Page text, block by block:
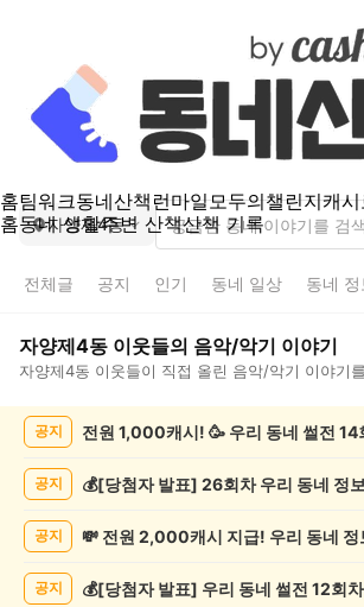
홈팀워크동네산책 런마일모두의챌린지캐
홈동네 생활주변 산책산책 기록
자양제4동
전체글 공지 인기 동네 일상 동네 정
자양제4동 이웃들의 음악/악기 이야기
자양제4동 이웃들이 직접 올린 음악/악기 이야기
악/
공지 전원 1,000캐시! 🥳 우리 동네 썰전
공지
공지
공지